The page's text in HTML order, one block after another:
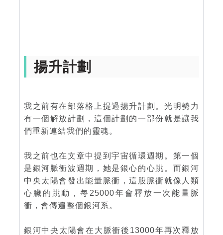
揚升計劃
我之前有在部落格上提過揚升計劃。光明勢力
有一個解放計劃，這個計劃的一部份就是讓我
們重新連結我們的靈魂。
我之前也在文章中提到宇宙循環週期。第一個
是銀河脈衝波週期，她是銀心的心跳。而銀河
中央太陽會發出能量脈衝，這股脈衝就像人類
心臟的跳動，每25000年會釋放一次能量脈
衝，會傳遍整個銀河系。
銀河中央太陽會在大脈衝後13000年再次釋放